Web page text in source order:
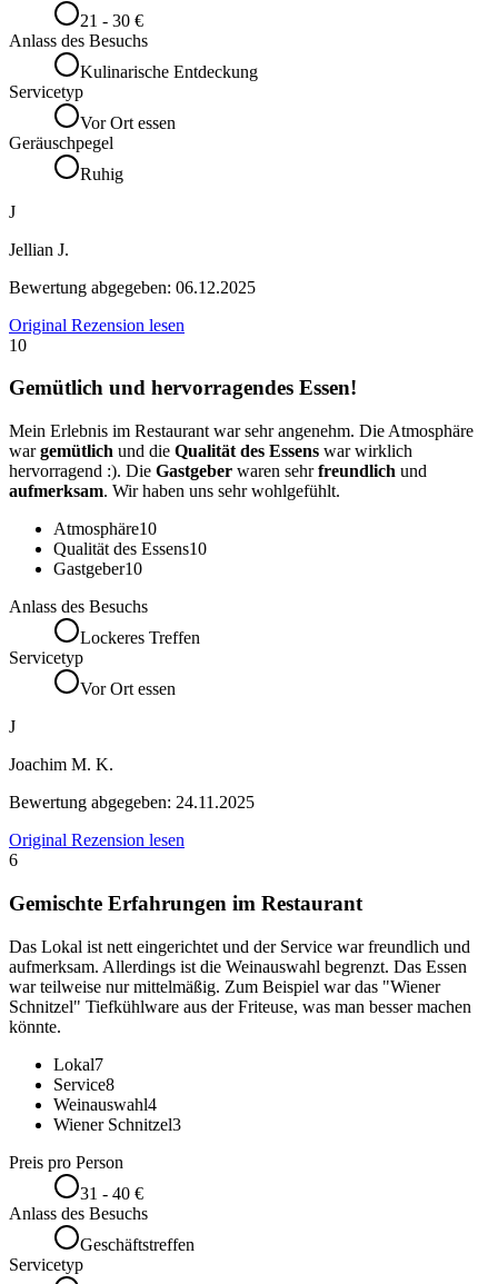
21 - 30 €
Anlass des Besuchs
Kulinarische Entdeckung
Servicetyp
Vor Ort essen
Geräuschpegel
Ruhig
J
Jellian J.
Bewertung abgegeben: 06.12.2025
Original Rezension lesen
10
Gemütlich und hervorragendes Essen!
Mein Erlebnis im Restaurant war sehr angenehm. Die Atmosphäre
wargemütlich und die Qualität des Essens war wirklich
hervorragend :). Die Gastgeber waren sehrfreundlich und
aufmerksam. Wir haben uns sehr wohlgefühlt.
Atmosphäre10
Qualität des Essens10
Gastgeber10
Anlass des Besuchs
Lockeres Treffen
Servicetyp
Vor Ort essen
J
Joachim M. K.
Bewertung abgegeben: 24.11.2025
Original Rezension lesen
6
Gemischte Erfahrungen im Restaurant
Das Lokal ist nett eingerichtet und der Service war freundlich und
aufmerksam. Allerdings ist die Weinauswahl begrenzt. Das Essen
war teilweise nur mittelmäßig. Zum Beispiel war das "Wiener
Schnitzel" Tiefkühlware aus der Friteuse, was man besser machen
könnte.
Lokal7
Service8
Weinauswahl4
Wiener Schnitzel3
Preis pro Person
31 - 40 €
Anlass des Besuchs
Geschäftstreffen
Servicetyp